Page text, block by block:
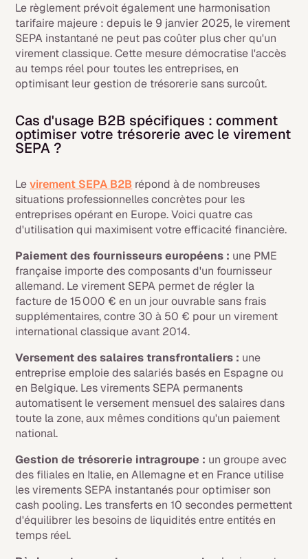
Le règlement prévoit également une harmonisation
tarifaire majeure : depuis le 9 janvier 2025, le virement
SEPA instantané ne peut pas coûter plus cher qu'un
virement classique. Cette mesure démocratise l'accès
au temps réel pour toutes les entreprises, en
optimisant leur gestion de trésorerie sans surcoût.
Cas d'usage B2B spécifiques : comment
optimiser votre trésorerie avec le virement
SEPA ?
Levirement SEPA B2B répond à de nombreuses
situations professionnelles concrètes pour les
entreprises opérant en Europe. Voici quatre cas
d'utilisation qui maximisent votre efficacité financière.
Paiement des fournisseurs européens : une PME
française importe des composants d'un fournisseur
allemand. Le virement SEPA permet de régler la
facture de 15 000 € en un jour ouvrable sans frais
supplémentaires, contre 30 à 50 € pour un virement
international classique avant 2014.
Versement des salaires transfrontaliers : une
entreprise emploie des salariés basés en Espagne ou
en Belgique. Les virements SEPA permanents
automatisent le versement mensuel des salaires dans
toute la zone, aux mêmes conditions qu'un paiement
national.
Gestion de trésorerie intragroupe : un groupe avec
des filiales en Italie, en Allemagne et en France utilise
les virements SEPA instantanés pour optimiser son
cash pooling. Les transferts en 10 secondes permettent
d'équilibrer les besoins de liquidités entre entités en
temps réel.